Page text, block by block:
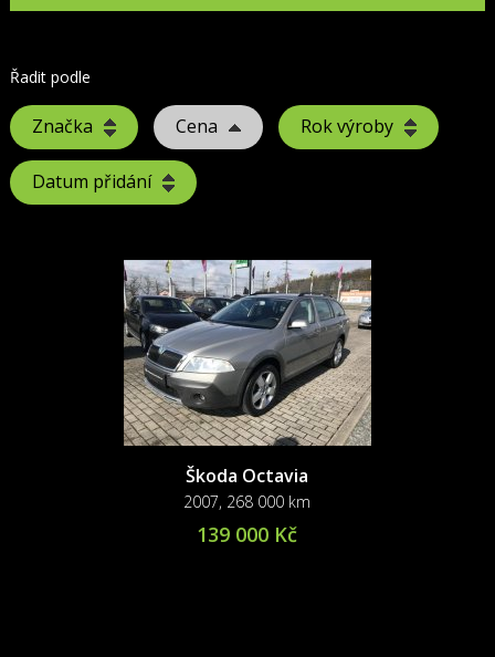
Řadit podle
Značka Cena Rok výroby
Datum přidání
Škoda Octavia
2007, 268 000 km
139 000 Kč